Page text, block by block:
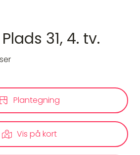
31, 4. tv.
Plantegning
Vis på kort